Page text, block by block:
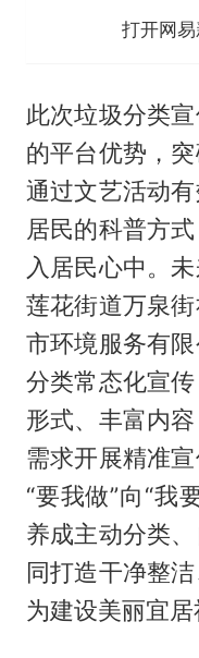
打开网
此次垃圾分类
的平台优势，
通过文艺活动
居民的科普方
入居民心中。
莲花街道万泉
市环境服务有
分类常态化宣
形式、丰富内
需求开展精准
“要我做”向“我
养成主动分类
同打造干净整
为建设美丽宜居